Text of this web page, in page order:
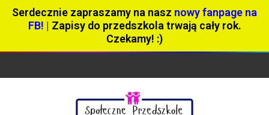
Serdecznie zapraszamy na nasz nowy fanpage na
FB! | Zapisy do przedszkola trwają cały rok.
Czekamy! :)